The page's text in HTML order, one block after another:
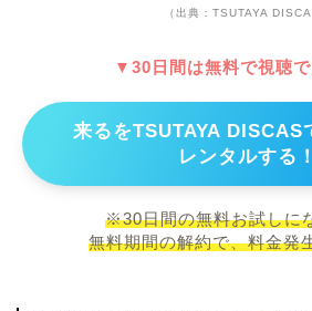
（出典：TSUTAYA
▼30日間は無料で視聴
来るをTSUTAYA DISCAS
レンタルする！
※30日間の無料お試しに
無料期間の解約で、料金発